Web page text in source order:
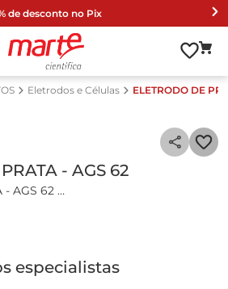
de desconto no Pix
Eletrodos e Células ELETRODO DE
- AGS 62
- AGS 62
para titulações de sulfitos.
especialistas